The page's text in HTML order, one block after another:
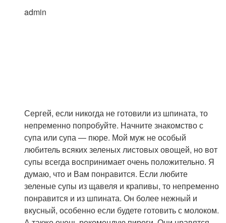
admin
Сергей, если никогда не готовили из шпината, то
непременно попробуйте. Начните знакомство с
супа или супа — пюре. Мой муж не особый
любитель всяких зеленых листовых овощей, но вот
супы всегда воспринимает очень положительно. Я
думаю, что и Вам понравится. Если любите
зеленые супы из щавеля и крапивы, то непременно
понравится и из шпината. Он более нежный и
вкусный, особенно если будете готовить с молоком.